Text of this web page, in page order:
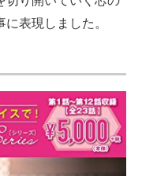
表現しました。